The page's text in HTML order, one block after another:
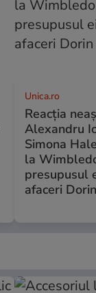
Unica.ro
Reacția
Alexandru
Simona
la
presupusul
afaceri